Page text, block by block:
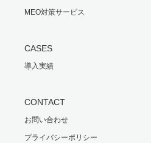
MEO対策サービス
CASES
導入実績
CONTACT
お問い合わせ
プライバシーポリシー